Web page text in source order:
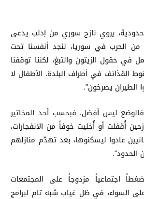
يروي نازح سوري من إدلب يدعى
الحرب في سوريا، لنجد أنفسنا تحت
في حقول الزيتون والتبغ، لكننا توقفنا
القذائف في أطراف البلدة. الأطفال لا
الطيران يصرخون".
ليس أفضل. فبحسب أحد المخاتير
أُقفلت أو أُخليت خوفاً من الانفجارات،
عادوا ليسكنوها، بعد تهدّم منازلهم
الحدود".
اجتماعياً مزدوجاً على المجتمعات
على السواء، في ظل غياب شبه تام لبرامج